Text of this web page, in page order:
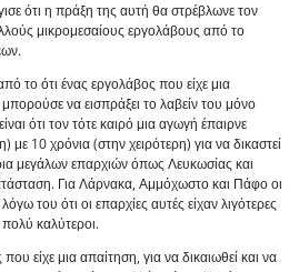
ότι η πράξη της αυτή θα στρέβλωνε τον
μικρομεσαίους εργολάβους από το
το ότι ένας εργολάβος που είχε μια
να εισπράξει το λαβείν του μόνο
ότι τον τότε καιρό μια αγωγή έπαιρνε
με 10 χρόνια (στην χειρότερη) για να δικαστεί
μεγάλων επαρχιών όπως Λευκωσίας και
Για Λάρνακα, Αμμόχωστο και Πάφο οι
του ότι οι επαρχίες αυτές είχαν λιγότερες
καλύτεροι.
είχε μια απαίτηση, για να δικαιωθεί και να